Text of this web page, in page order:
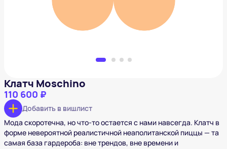
Клатч Moschino
110 600 ₽
Добавить в вишлист
Мода скоротечна, но что-то остается с нами навсегда. Клатч в
форме невероятной реалистичной неаполитанской пиццы — та
самая база гардероба: вне трендов, вне времени и